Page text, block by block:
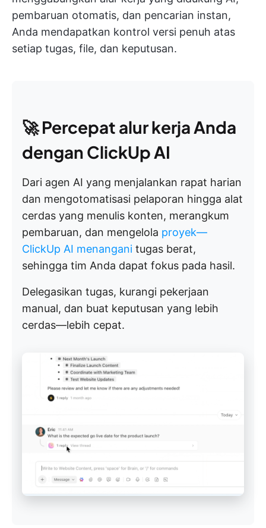
pembaruan otomatis, dan pencarian instan,
Anda mendapatkan kontrol versi penuh atas
setiap tugas, file, dan keputusan.
🚀Percepat alur kerja Anda
dengan ClickUp AI
Dari agen AI yang menjalankan rapat harian
dan mengotomatisasi pelaporan hingga alat
cerdas yang menulis konten, merangkum
pembaruan, dan mengelola proyek—
ClickUp AI menangani tugas berat,
sehingga tim Anda dapat fokus pada hasil.
Delegasikan tugas, kurangi pekerjaan
manual, dan buat keputusan yang lebih
cerdas—lebih cepat.